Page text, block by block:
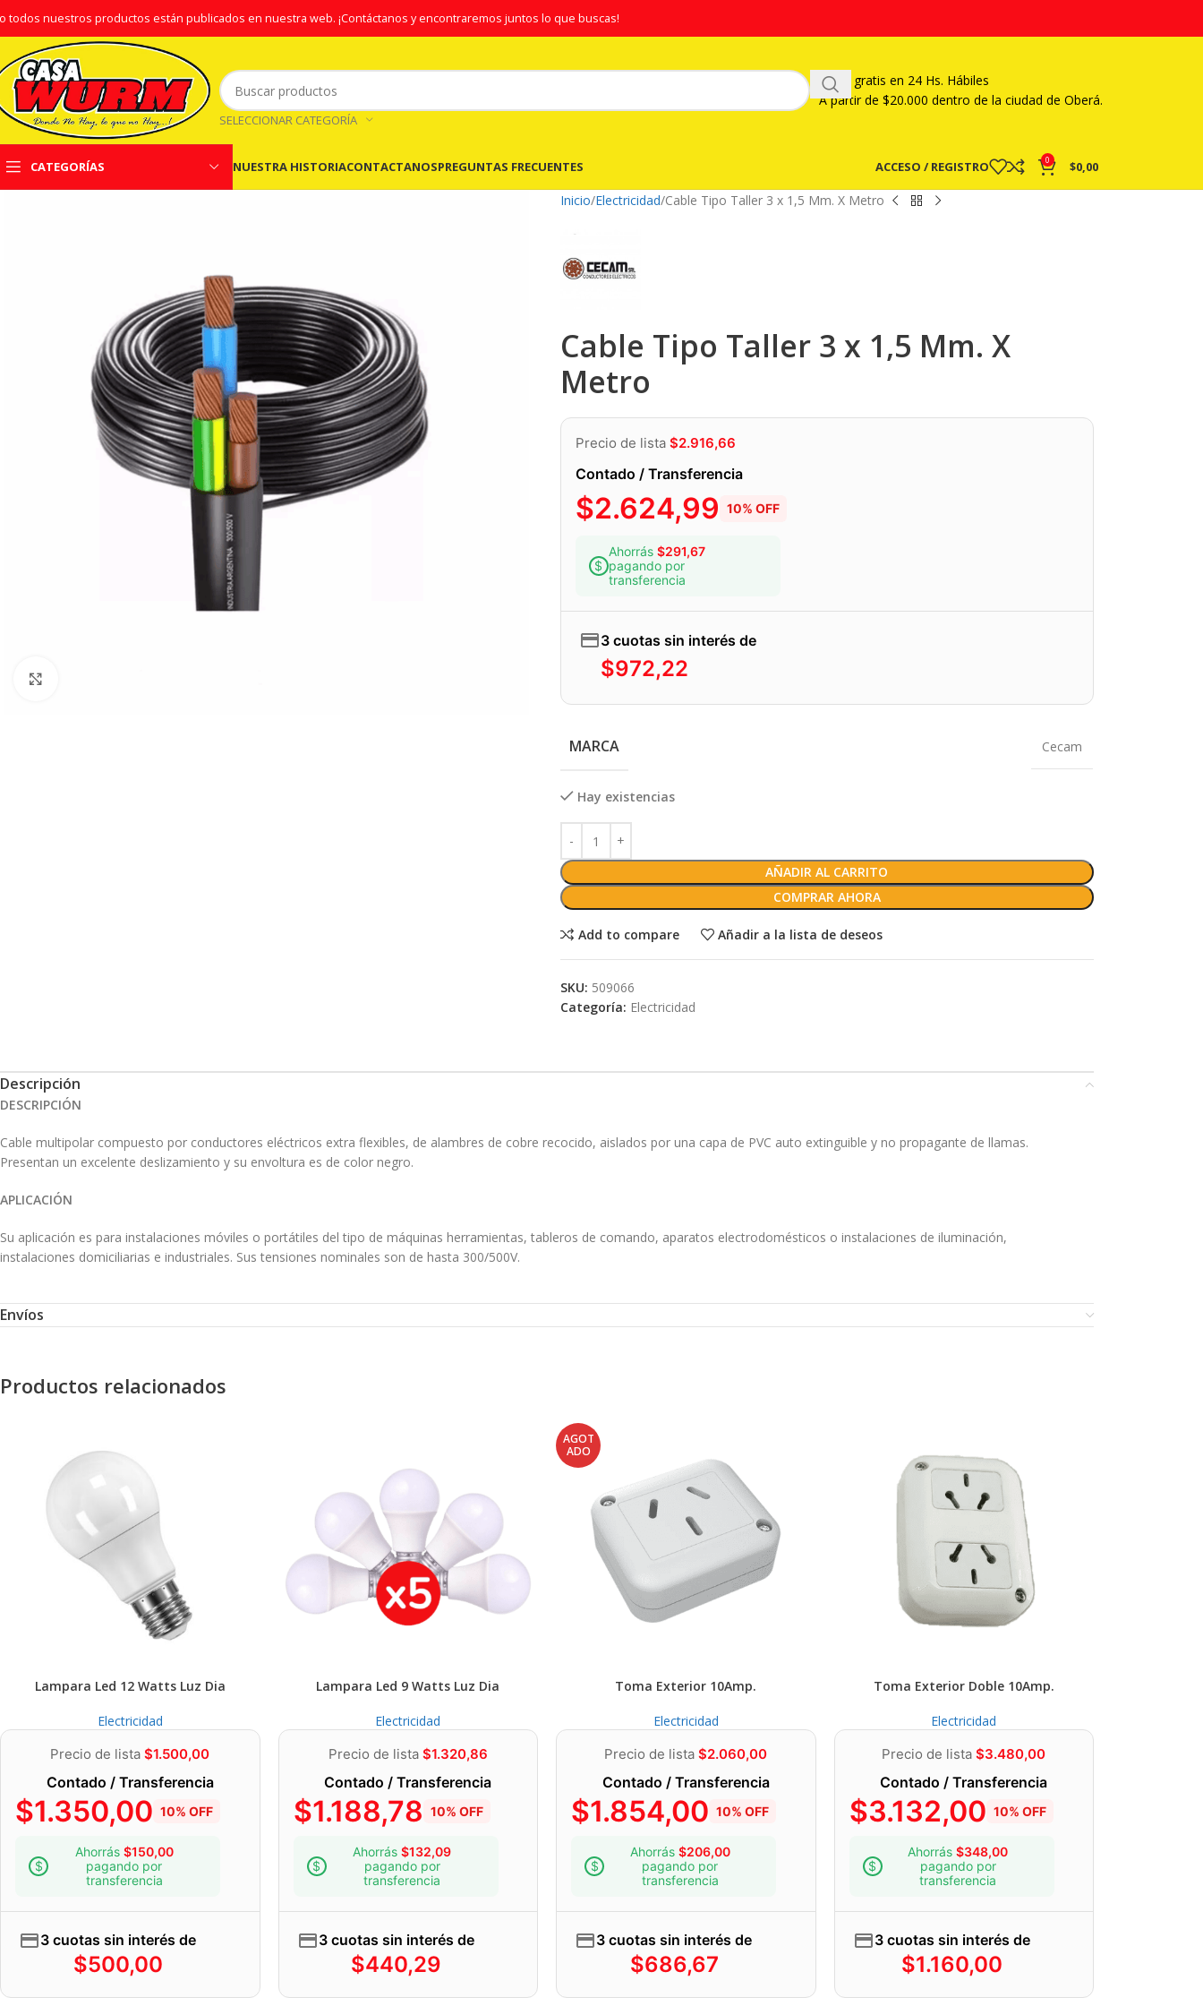
todos nuestros productos están publicados en nuestra web. ¡Contáctanos y encontraremos juntos lo que buscas!
SELECCIONAR CATEGORÍA
Envío gratis en 24 Hs. Hábiles
A partirde $20.000 dentro de la ciudad de Oberá.
CATEGORÍAS NUESTRA HISTORIACONTACTANOSPREGUNTAS FRECUENTES ACCESO / REGISTRO 0 $0,00
Inicio Electricidad Cable Tipo Taller 3 x 1,5 Mm. X Metro
Cable Tipo Taller 3 x 1,5 Mm. X
Metro
Precio de lista $2.916,66
Contado / Transferencia
$2.624,99 10% OFF
Ahorrás $291,67
pagando por
transferencia
3 cuotas sin interés de
$972,22
MARCA Cecam
Hay existencias
AÑADIR AL CARRITO
COMPRAR AHORA
Add to compare Añadir a la lista de deseos
SKU: 509066
Categoría: Electricidad
Descripción
DESCRIPCIÓN
Cable multipolar compuesto por conductores eléctricos extra flexibles, de alambres de cobre recocido, aislados por una capa de PVC auto extinguible y no propagante de llamas.
Presentan un excelente deslizamiento y su envoltura es de color negro.
APLICACIÓN
Su aplicación es para instalaciones móviles o portátiles del tipo de máquinas herramientas, tableros de comando, aparatos electrodomésticos o instalaciones de iluminación,
instalaciones domiciliarias e industriales. Sus tensiones nominales son de hasta 300/500V.
Envíos
Productos relacionados
Lampara Led 12 Watts Luz Dia
Electricidad
Precio de lista$1.500,00
Contado / Transferencia
$1.350,00 10% OFF
Ahorrás $150,00
pagando por
transferencia
3 cuotas sin interés de
$500,00
Lampara Led 9 Watts Luz Dia
Electricidad
Precio de lista $1.320,86
Contado / Transferencia
$1.188,78 10% OFF
Ahorrás $132,09
pagando por
transferencia
3 cuotas sin interés de
$440,29
AGOT
ADO
Toma Exterior 10Amp.
Electricidad
Precio de lista$2.060,00
Contado / Transferencia
$1.854,00 10% OFF
Ahorrás $206,00
pagando por
transferencia
3 cuotas sin interés de
$686,67
Toma Exterior Doble 10Amp.
Electricidad
Precio de lista$3.480,00
Contado / Transferencia
$3.132,00 10% OFF
Ahorrás $348,00
pagando por
transferencia
3 cuotas sin interés de
$1.160,00